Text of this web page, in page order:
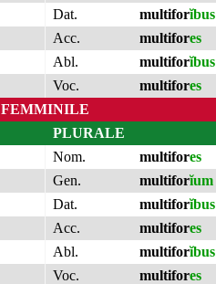
Dat.
multiforĭbus
Acc.
multifores
Abl.
multiforĭbus
Voc.
multifores
FEMMINILE
PLURALE
Nom.
multifores
Gen.
multiforĭum
Dat.
multiforĭbus
Acc.
multifores
Abl.
multiforĭbus
Voc.
multifores